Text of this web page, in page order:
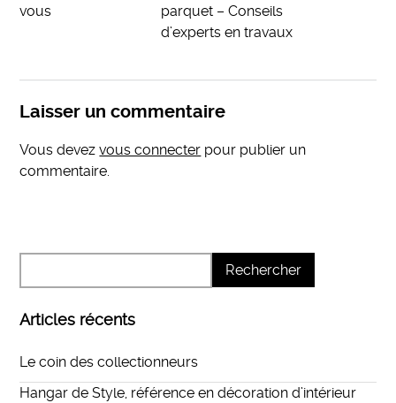
vous
parquet – Conseils
d’experts en travaux
Laisser un commentaire
Vous devezvous connecter pour publier un
commentaire.
Articles récents
Le coin des collectionneurs
Hangar de Style, référence en décoration d’intérieur